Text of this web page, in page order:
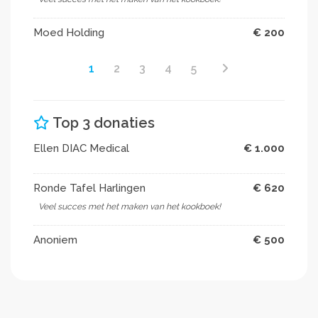
Moed Holding € 200
1 2 3 4 5
Top 3 donaties
Ellen DIAC Medical € 1.000
Ronde Tafel Harlingen € 620
Veel succes met het maken van het kookboek!
Anoniem € 500